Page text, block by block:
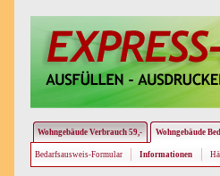
Wohngebäude Verbrauch 59,- Wohngebäude
Bedarfsausweis-Formular Informationen